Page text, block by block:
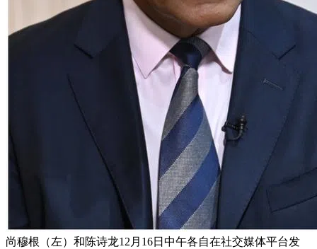
尚穆根（左）和陈诗龙12月16日中午各自在社交媒体平台发